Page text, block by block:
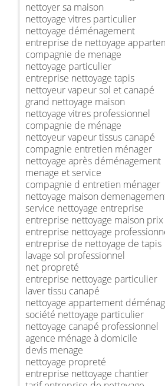
nettoyer sa maison
nettoyage vitres particulier
nettoyage déménagement
entreprise de nettoyage
compagnie de menage
nettoyage particulier
entreprise nettoyage tapis
nettoyeur vapeur sol et canapé
grand nettoyage maison
nettoyage vitres professionnel
compagnie de ménage
nettoyeur vapeur tissus canapé
compagnie entretien ménager
nettoyage après déménagement
menage et service
compagnie d entretien ménager
nettoyage maison
service nettoyage entreprise
entreprise nettoyage maison prix
entreprise nettoyage
entreprise de nettoyage de tapis
lavage sol professionnel
net propreté
entreprise nettoyage particulier
laver tissu canapé
nettoyage appartement
société nettoyage particulier
nettoyage canapé professionnel
agence ménage à domicile
devis menage
nettoyage propreté
entreprise nettoyage chantier